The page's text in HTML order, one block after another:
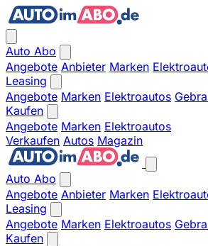
Auto Abo
Angebote Anbieter Marken
Leasing
Angebote Marken Elektroautos
Kaufen
Angebote Marken Elektroautos
Verkaufen Autos Magazin
Auto Abo
Angebote Anbieter Marken
Leasing
Angebote Marken Elektroautos
Kaufen